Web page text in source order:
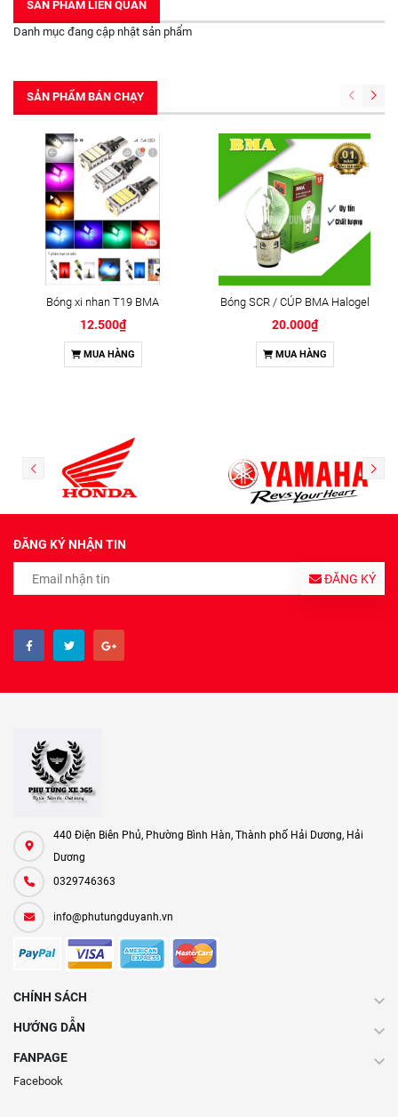
SẢN PHẨM LIÊN QUAN
Danh mục đang cập nhật sản phẩm
SẢN PHẨM BÁN CHẠY
Bóng xi nhan T19 BMA
12.500₫
MUA HÀNG
Bóng SCR / CÚP BMA Halogel
20.000₫
MUA HÀNG
ĐĂNG KÝ NHẬN TIN
ĐĂNG KÝ
440 Điện Biên Phủ, Phường Bình Hàn, Thành phố Hải Dương, Hải
Dương
0329746363
info@phutungduyanh.vn
CHÍNH SÁCH
HƯỚNG DẪN
FANPAGE
Facebook